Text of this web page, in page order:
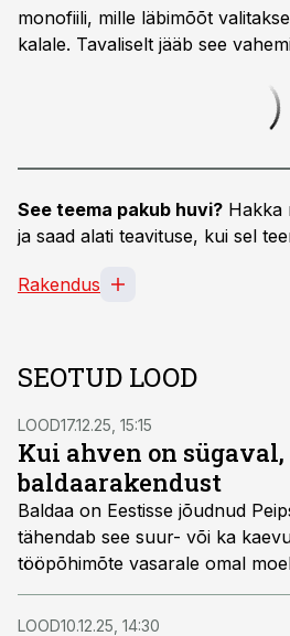
monofiili, mille läbimõõt
kalale. Tavaliselt jääb see
See teema pakub huvi? Hakka
ja saad alati teavituse, kui sel
Rakendus
SEOTUD LOOD
LOOD17.12.25, 15:15
Kui ahven on
baldaarakendust
Baldaa on Eestisse jõudnud
tähendab see suur- või ka
tööpõhimõte vasarale omal
eelised tulevad kõige paremini
sügaval.
LOOD10.12.25, 14:30